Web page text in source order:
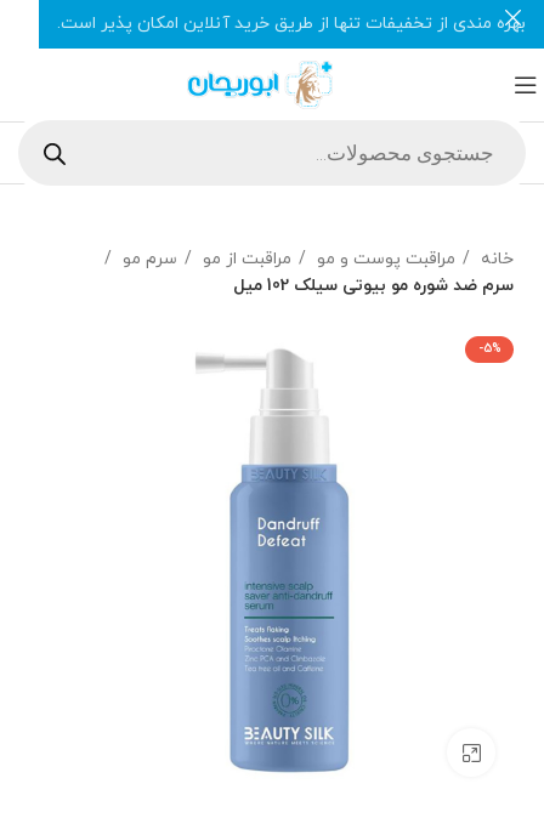
خانه مراقبت پوست و مو مراقبت از مو
سرم مو
سرم ضد شوره مو بیوتی سیلک 102 میل
-5%
برای بزرگنمایی کلیک کنید
بهره مندی از تخفیفات تنها از طریق خرید آنلاین امکان پذیر است.